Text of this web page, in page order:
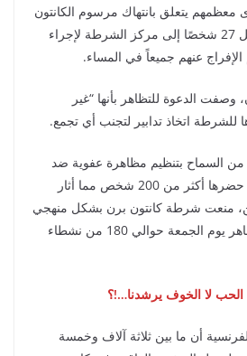
600 شكوى معظمهم يتعلق بانتهاك مرسوم الكانتون
بشأن Covid-19، وتم نقل 27 شخصًا إلى مركز الشرطة لإجراء
عنهم جميعاً في المساء.
وصفت الدعوة للتظاهر بأنها “غير
اتخاذ تدابير لتجنب أي تجمع.
من السماح بتنظيم مظاهرة عفوية ضد
مبادرة “مكافحة البرقع”، حضرها أكثر من 200 شخص مما أثار
منعت شرطة كانتون برن بشكل منهجي
المظاهرات، ومع ذلك تظاهر يوم الجمعة حوالي 180 من نشطاء
لا الخوف يرشدنا…!؟
أن ما بين ثلاثة آلاف وخمسة